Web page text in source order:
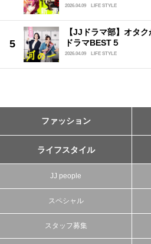
2026.04.09 LIFE STYLE
【JJドラマ部】オタ
ドラマBEST５
2026.04.09 LIFE STYLE
ファッション
ライフスタイル
JJ people
スペシャル
スタッフ募集